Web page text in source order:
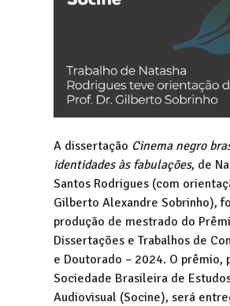
A dissertação Cinema negro
identidades às fabulações, de
Santos Rodrigues (com
Gilberto Alexandre Sobrinho),
produção de mestrado do
Dissertações e Trabalhos de
e Doutorado – 2024. O prêmio,
Sociedade Brasileira de
Audiovisual (Socine), será